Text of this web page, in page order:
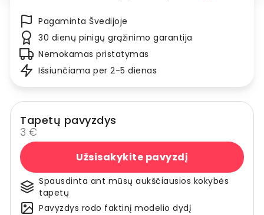
Pagaminta Švedijoje
30 dienų pinigų grąžinimo garantija
Nemokamas pristatymas
Išsiunčiama per 2-5 dienas
Tapetų pavyzdys
3 €
Užsisakykite pavyzdį
Spausdinta ant mūsų aukščiausios kokybės
tapetų
Pavyzdys rodo faktinį modelio dydį